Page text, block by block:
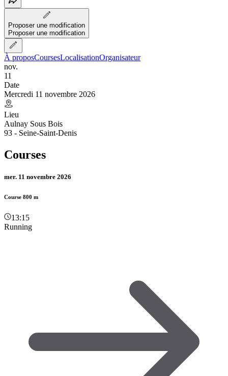
Proposer une modification
Proposer une modification
À proposCoursesLocalisationOrganisateur
nov.
11
Date
Mercredi 11 novembre 2026
Lieu
Aulnay Sous Bois
93 - Seine-Saint-Denis
Courses
mer. 11 novembre 2026
Course 800 m
13:15
Running